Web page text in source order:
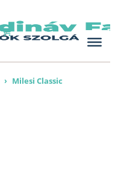
› Milesi Classic